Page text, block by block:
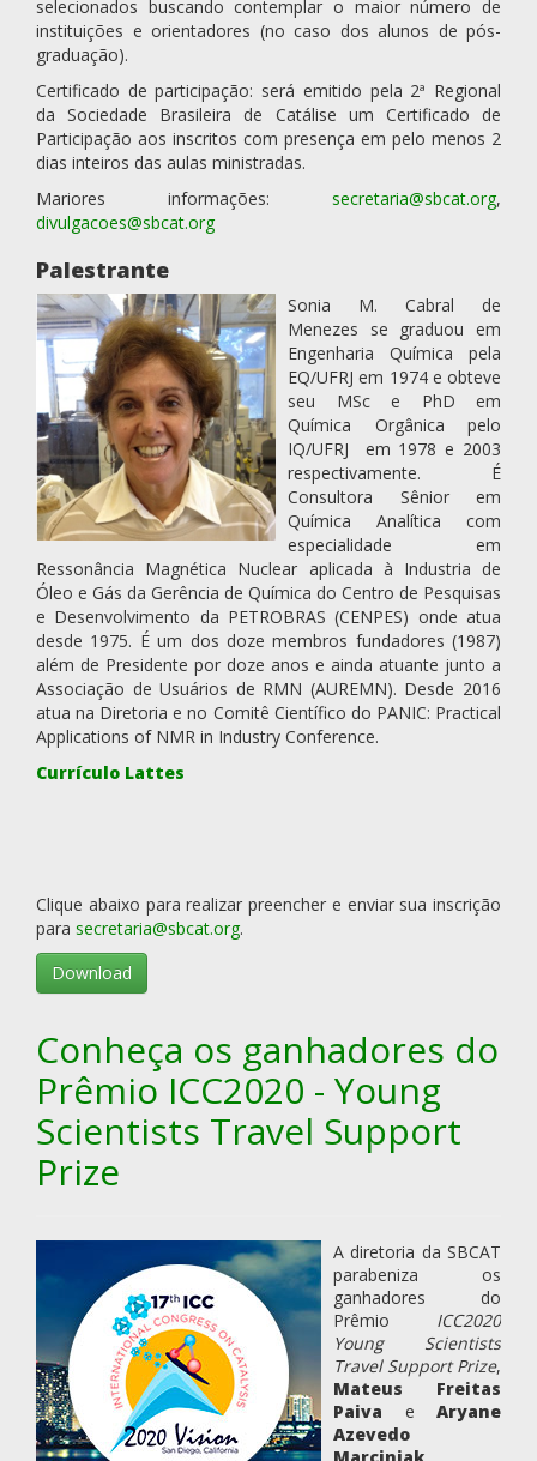
selecionados buscando contemplar o maior número de
instituições e orientadores (no caso dos alunos de pós-
graduação).
Certificado de participação: será emitido pela 2ª Regional
da Sociedade Brasileira de Catálise um Certificado de
Participação aos inscritos com presença em pelo menos 2
dias inteiros das aulas ministradas.
Mariores informações: secretaria@sbcat.org,
divulgacoes@sbcat.org
Palestrante
Sonia M. Cabral de
Menezes se graduou em
Engenharia Química pela
EQ/UFRJ em 1974 e obteve
seu MSc e PhD em
Química Orgânica pelo
IQ/UFRJ em 1978 e 2003
respectivamente. É
Consultora Sênior em
Química Analítica com
especialidade em
Ressonância Magnética Nuclear aplicada à Industria de
Óleo e Gás da Gerência de Química do Centro de Pesquisas
e Desenvolvimento da PETROBRAS (CENPES) onde atua
desde 1975. É um dos doze membros fundadores (1987)
além de Presidente por doze anos e ainda atuante junto a
Associação de Usuários de RMN (AUREMN). Desde 2016
atua na Diretoria e no Comitê Científico do PANIC: Practical
Applications of NMR in Industry Conference.
Currículo Lattes
Clique abaixo para realizar preencher e enviar sua inscrição
para secretaria@sbcat.org.
Download
Conheça os ganhadores do
Prêmio ICC2020 - Young
Scientists Travel Support
Prize
A diretoria da SBCAT
parabeniza os
ganhadores do
Prêmio ICC2020
Young Scientists
Travel Support Prize,
Mateus Freitas
Paiva e Aryane
Azevedo